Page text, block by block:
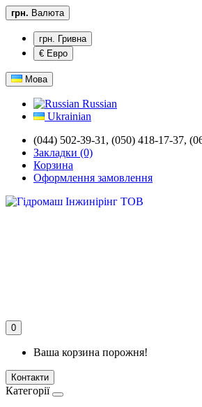
грн. Валюта
грн. Гривна
€ Евро
Мова
Russian
Ukrainian
(044) 502-39-31, (050) 418-17-37,
Закладки (0)
Корзина
Оформлення замовлення
0
Ваша корзина порожня!
Контакти
Категорії